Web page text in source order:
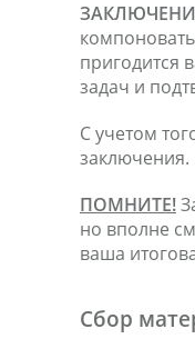
пригодится
задач и
С учетом
заключения.
ПОМНИТЕ!
но вполне
ваша
Сбор